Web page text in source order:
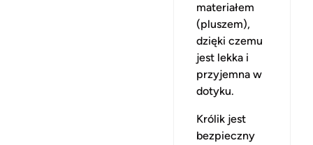
materiałem
(pluszem),
dzięki czemu
jest lekka i
przyjemna w
dotyku.
Królik jest
bezpieczny